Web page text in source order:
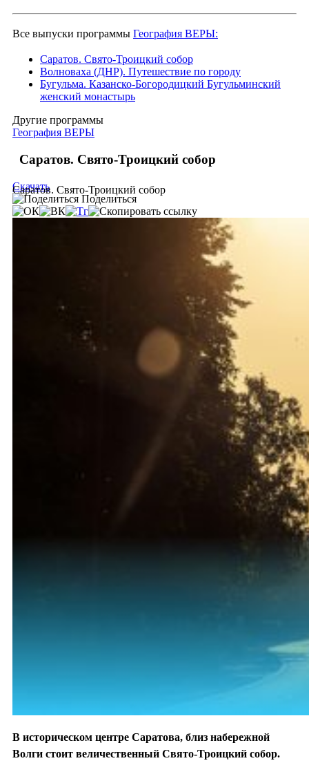
Все выпуски программы География ВЕРЫ:
Саратов. Свято-Троицкий собор
Волноваха (ДНР). Путешествие по городу
Бугульма. Казанско-Богородицкий Бугульминский
женский монастырь
Другие программы
География ВЕРЫ
Саратов. Свято-Троицкий собор
Саратов. Свято-Троицкий собор
Скачать
Поделиться
В историческом центре Саратова, близ набережной
Волги стоит величественный Свято-Троицкий собор.